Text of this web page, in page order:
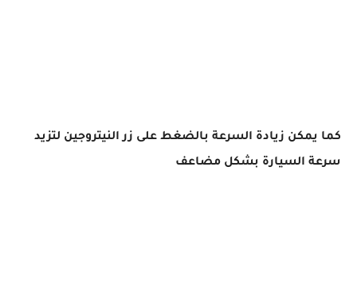
كما يمكن زيادة السرعة بالضغط على زر النيتروجين لتزيد
سرعة السيارة بشكل مضاعف